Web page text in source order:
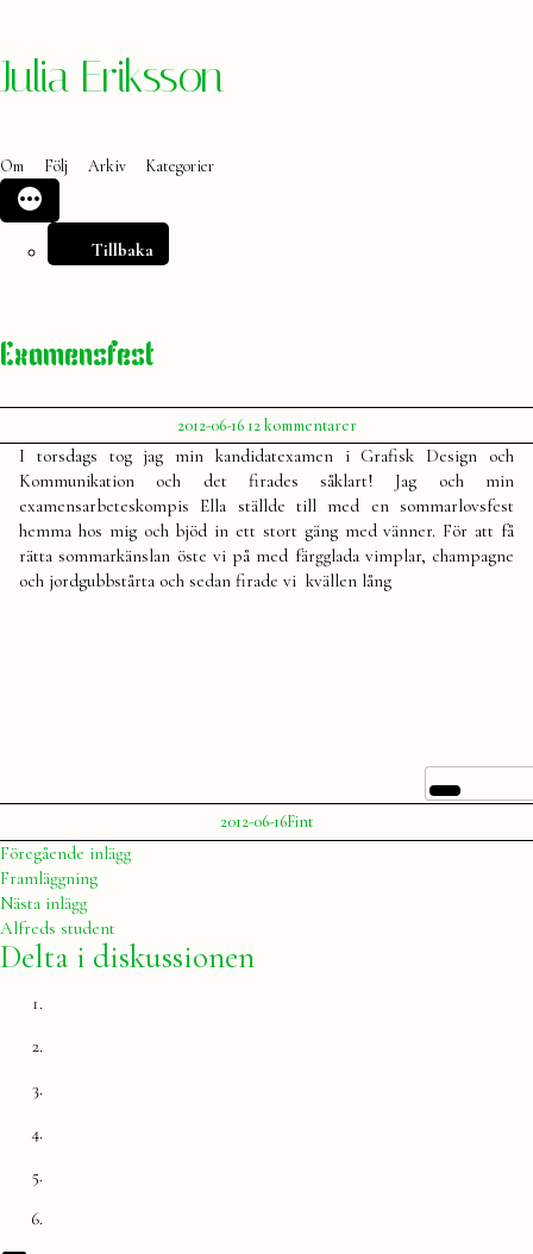
Hoppa
Julia Eriksson
Om Följ Arkiv Kategorier
Tillbaka
Examensfest
Publicerat
av
Julia
2012-06-16 12 kommentarertill
Examensfest
I torsdags tog jag min kandidatexamen i Grafisk Design och
Kommunikation och det firades såklart! Jag och min
examensarbeteskompis Ella ställde till med en sommarlovsfest
hemma hos mig och bjöd in ett stort gäng med vänner. För att få
rätta sommarkänslan öste vi på med färgglada vimplar, champagne
och jordgubbstårta och sedan firade vi kvällen lång
Publicerat
av
Julia
2012-06-16Publicerat
i
Fint
Inläggsnavigering
Föregående inläggFöregående
Framläggning
Nästa inläggNästa
inlägg:
Alfreds student
Delta i diskussionen